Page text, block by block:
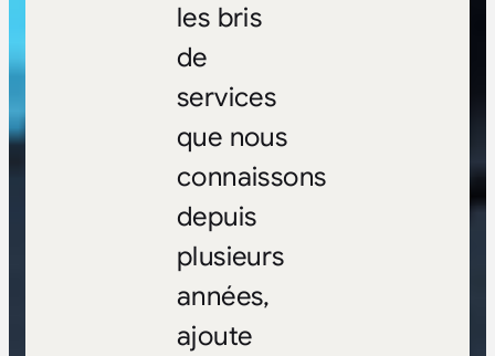
les bris
de
services
que nous
connaissons
depuis
plusieurs
années,
ajoute